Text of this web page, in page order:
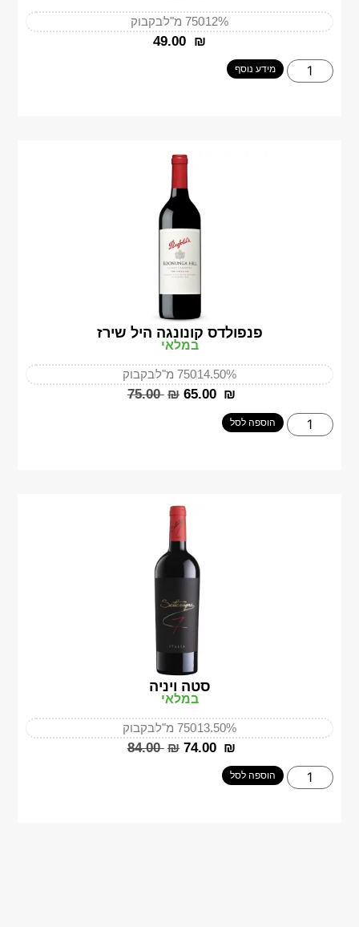
12%750 מ"ל בקבוק
‎49.00 ₪
מידע נוסף
פנפולדס קונונגה היל שירז
במלאי
14.50%750 מ"ל בקבוק
‎75.00 ₪ ‎65.00 ₪
הוספה לסל
סטה ויניה
במלאי
13.50%750 מ"ל בקבוק
‎84.00 ₪ ‎74.00 ₪
הוספה לסל